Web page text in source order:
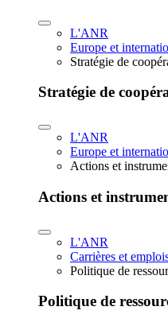
L'ANR
Europe et
Stratégie de
Stratégie de
L'ANR
Europe et
Actions et
Actions et
L'ANR
Carrières et
Politique de
Politique de